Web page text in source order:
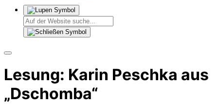
Lesung: Karin Peschka aus
„Dschomba“